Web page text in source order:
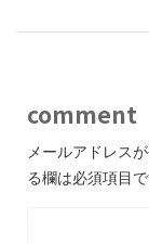
comment
メールアドレス
る欄は必須項目